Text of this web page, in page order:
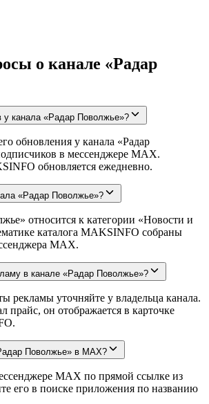
о канале «Радар
у канала «Радар Поволжье»?
обновления у канала «Радар
в мессенджере MAX.
обновляется ежедневно.
«Радар Поволжье»?
относится к категории «Новости и
каталога MAKSINFO собраны
MAX.
в канале «Радар Поволжье»?
рекламы уточняйте у владельца канала.
прайс, он отображается в карточке
Поволжье» в MAX?
MAX по прямой ссылке из
его в поиске приложения по названию